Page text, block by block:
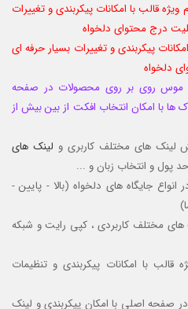
قالب با امکانات پیکربندی و تغییرات
درج محتوای دلخواه
پیکربندی و تغییرات بسیار حرفه ای
دلخواه
موس روی بر روی محصولات در صفحه
با امکان انتخاب افکت از بین بیش از
لینک های مختلف کاربری و لینک های
پول و انتخاب زبان و ...
انواع جایگاه های دلخواه (بالا - پایین -
مختلف کاربردی ، کپی رایت و شبکه
قالب با امکانات پیکربندی و تنظیمات
صفحه اصلی با امکان پیکربندی و لینک